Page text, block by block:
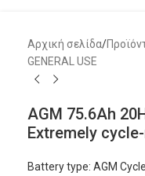
Αρχική σελίδα/
GENERAL USE
AGM 75.6Ah
Extremely
Battery type: AGM